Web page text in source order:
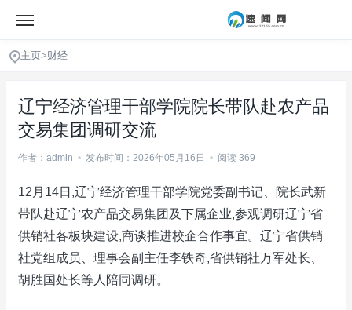
主页>财经
辽宁经济管理干部学院院长带队赴农产品
交易集团调研交流
作者：admin • 发布时间：2026年05月16日 • 阅读 369
12月14日,辽宁经济管理干部学院党委副书记、院长武新
带队赴辽宁农产品交易集团及下属企业,参观调研辽宁省
供销社各板块建设,商谈推进校企合作事宜。辽宁省供销
社党组成员、理事会副主任李铁奇,省供销社万军处长、
胡胜国处长等人陪同调研。